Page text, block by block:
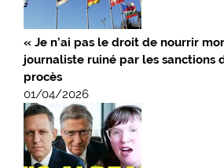
« Je n’ai pas le droit de nourrir
journaliste ruiné par les sanctions
procès
01/04/2026